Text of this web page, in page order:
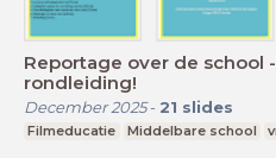
Reportage over de school
rondleiding!
December 2025- 21 slides
Filmeducatie Middelbare school